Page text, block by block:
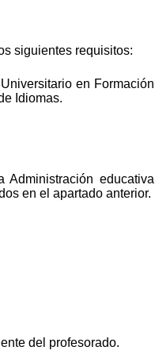
siguientes requisitos:
en Formación
Idiomas.
educativa
en el apartado anterior.
del profesorado.